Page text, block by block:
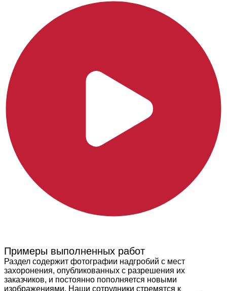
Примеры выполненных работ
Раздел содержит фотографии надгробий с мест
захоронения, опубликованных с разрешения их
заказчиков, и постоянно пополняется новыми
изображениями. Наши сотрудники стремятся к